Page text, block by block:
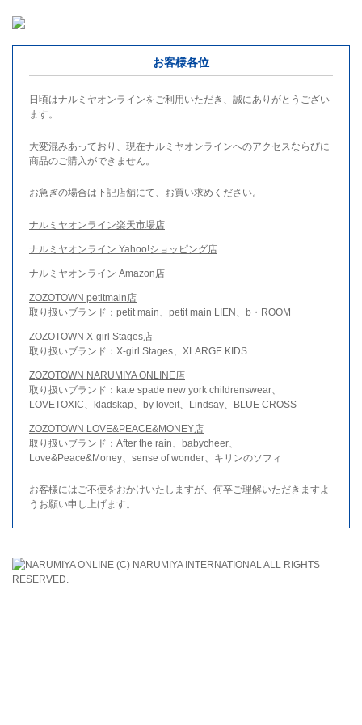
お客様各位
日頃はナルミヤオンラインをご利用いただき、誠にありがとうござい
ます。
大変混みあっており、現在ナルミヤオンラインへのアクセスならびに
商品のご購入ができません。
お急ぎの場合は下記店舗にて、お買い求めください。
ナルミヤオンライン楽天市場店
ナルミヤオンライン Yahoo!ショッピング店
ナルミヤオンライン Amazon店
ZOZOTOWN petitmain店
取り扱いブランド：petit main、petit main LIEN、b・ROOM
ZOZOTOWN X-girl Stages店
取り扱いブランド：X-girl Stages、XLARGE KIDS
ZOZOTOWN NARUMIYA ONLINE店
取り扱いブランド：kate spade new york childrenswear、
LOVETOXIC、kladskap、by loveit、Lindsay、BLUE CROSS
ZOZOTOWN LOVE&PEACE&MONEY店
取り扱いブランド：After the rain、babycheer、
Love&Peace&Money、sense of wonder、キリンのソフィ
お客様にはご不便をおかけいたしますが、何卒ご理解いただきますよ
うお願い申し上げます。